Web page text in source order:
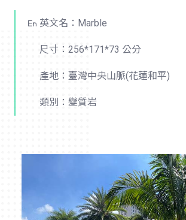
英文名：Marble
尺寸：256*171*73 公分
產地：臺灣中央山脈(花蓮和平)
類別：變質岩